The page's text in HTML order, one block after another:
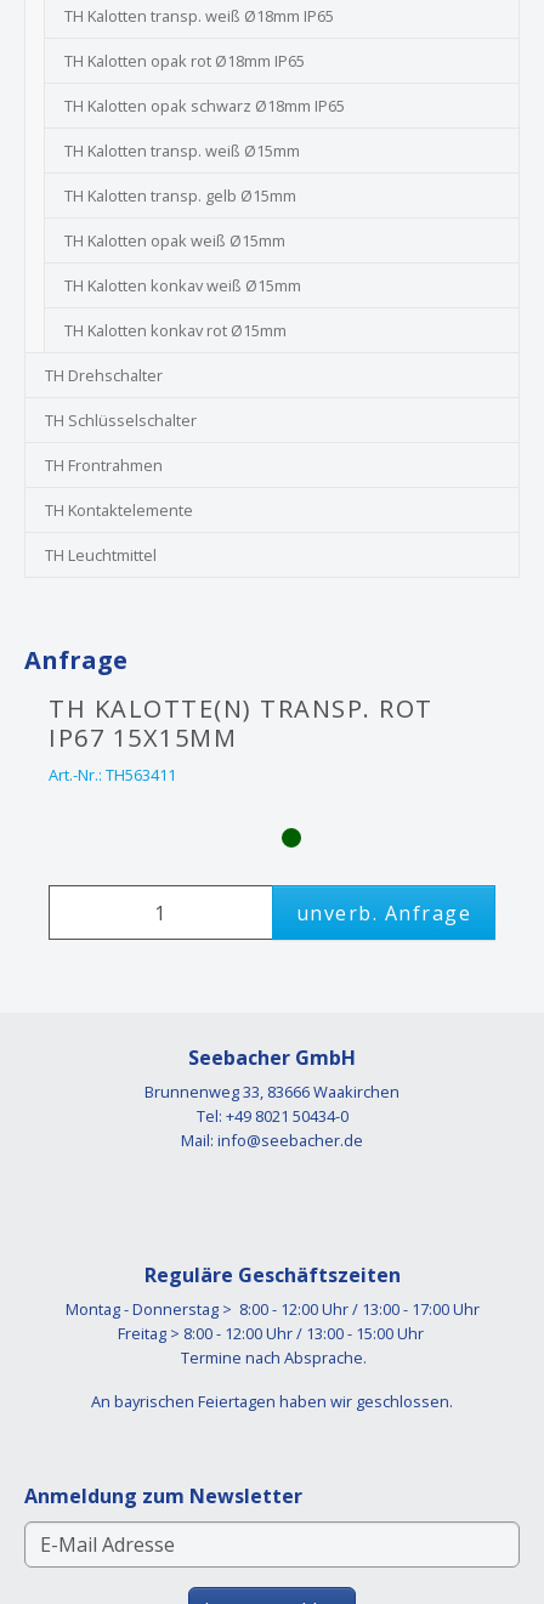
TH Kalotten transp. weiß Ø18mm IP65
TH Kalotten opak rot Ø18mm IP65
TH Kalotten opak schwarz Ø18mm IP65
TH Kalotten transp. weiß Ø15mm
TH Kalotten transp. gelb Ø15mm
TH Kalotten opak weiß Ø15mm
TH Kalotten konkav weiß Ø15mm
TH Kalotten konkav rot Ø15mm
TH Drehschalter
TH Schlüsselschalter
TH Frontrahmen
TH Kontaktelemente
TH Leuchtmittel
Anfrage
TH KALOTTE(N) TRANSP. ROT
IP67 15X15MM
Art.-Nr.: TH563411
unverb. Anfrage
Seebacher GmbH
Brunnenweg 33, 83666 Waakirchen
Tel: +49 8021 50434-0
Mail: info@seebacher.de
Reguläre Geschäftszeiten
Montag - Donnerstag > 8:00 - 12:00 Uhr / 13:00 - 17:00 Uhr
Freitag > 8:00 - 12:00 Uhr / 13:00 - 15:00 Uhr
Termine nach Absprache.
An bayrischen Feiertagen haben wir geschlossen.
Anmeldung zum Newsletter